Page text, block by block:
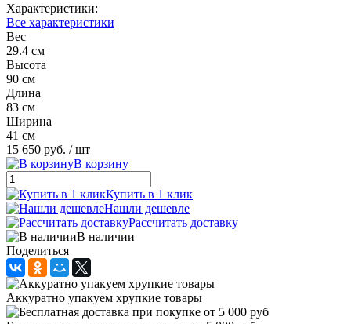
Характеристики:
Все характеристики
Вес
29.4 см
Высота
90 см
Длина
83 см
Ширина
41 см
15 650 руб. / шт
В корзину
Купить в 1 клик
Нашли дешевле
Рассчитать доставку
В наличии
Поделиться
Аккуратно упакуем хрупкие товары